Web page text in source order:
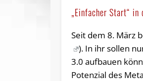
„Einfacher Start“
Seit dem 8. März
). In ihr sollen
3.0 aufbauen
Potenzial des